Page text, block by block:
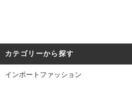
カテゴリーから探す
インポートファッション